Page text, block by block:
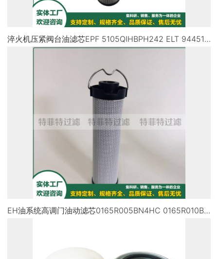
淬火机压紧阀台油滤芯EPF 5105QIHBPH242 ELT 944514Q
EH油系统高调门油动滤芯0165R005BN4HC 0165R010BN4HC